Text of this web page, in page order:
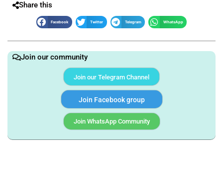
Share this
Facebook Twitter Telegram WhatsApp
Join our community
Join our Telegram Channel
Join Facebook group
Join WhatsApp Community